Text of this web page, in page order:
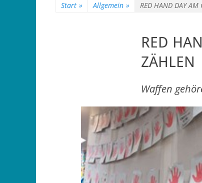
Start » Allgemein » RED HAND DAY AM
RED
ZÄHLEN
Waffen